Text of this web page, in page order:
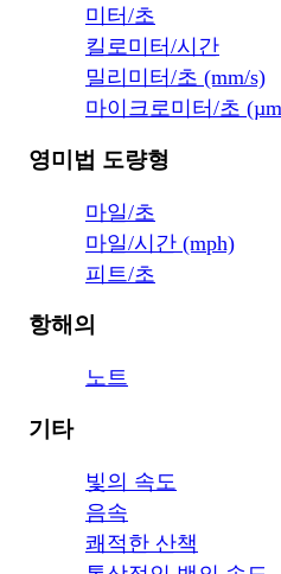
미터/초
킬로미터/시간
밀리미터/초 (mm/s)
마이크로미터/초
영미법 도량형
마일/초
마일/시간 (mph)
피트/초
항해의
노트
기타
빛의 속도
음속
쾌적한 산책